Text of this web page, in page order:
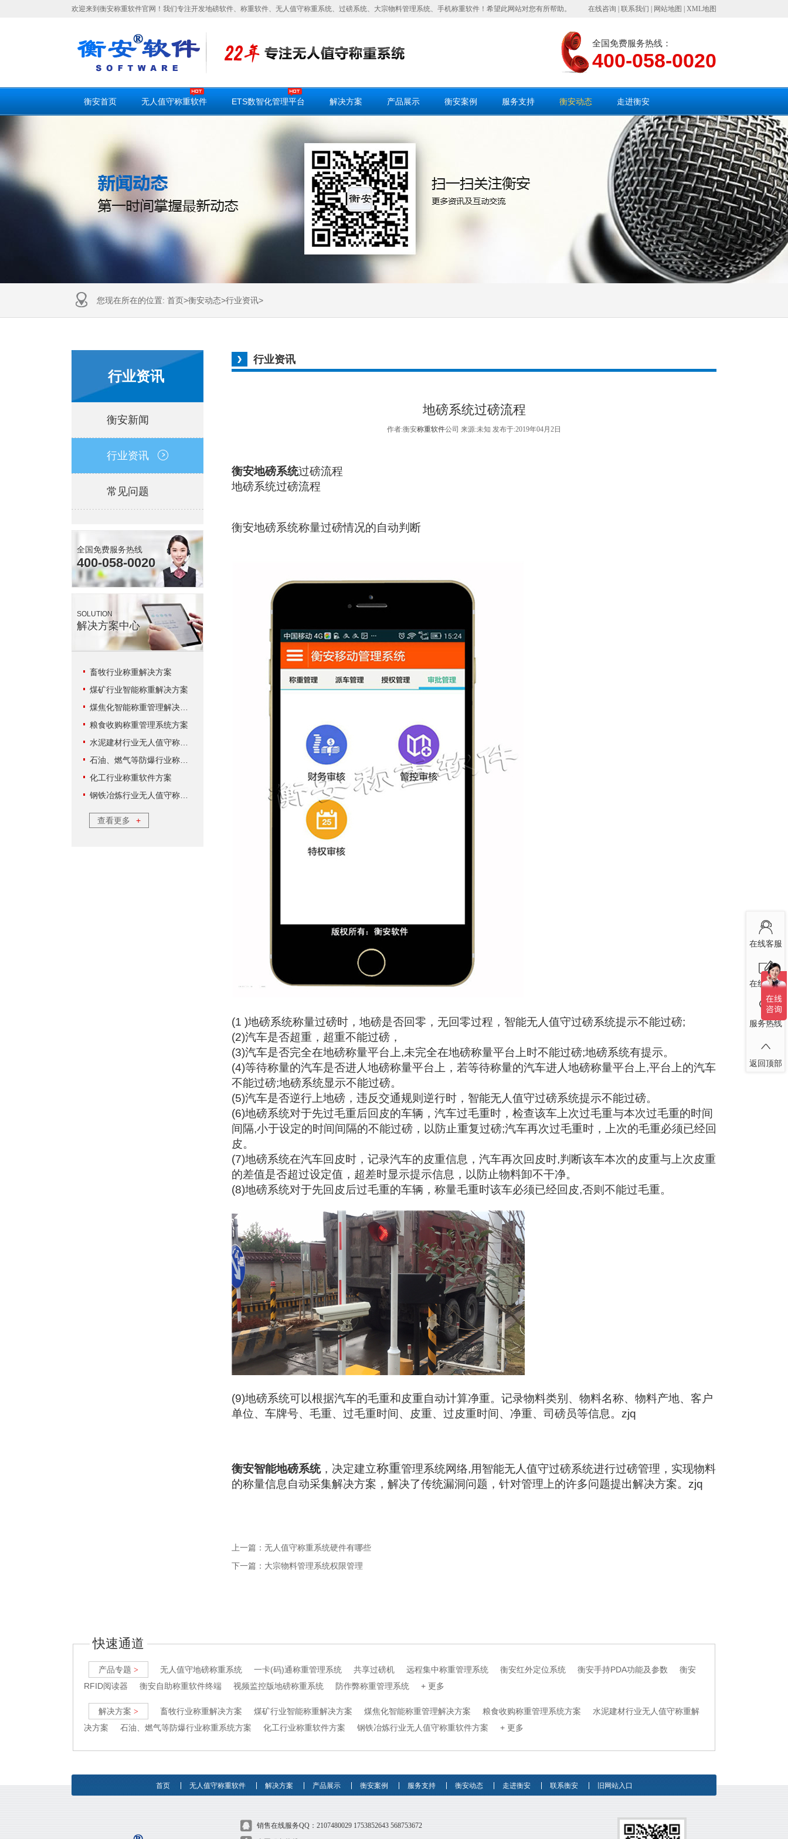
欢迎来到衡安称重软件官网！我们专注开发地磅软件、称重软件、无人值守称重系统、过磅系统、大宗物料管理系统、手机称重软件！希望此网站对您有所帮助。 在线咨询 联系我们 网站地图 XML地图
全国免费服务热线：
400-058-0020
衡安首页 无人值守称重软件 ETS数智化管理平台 解决方案 产品展示 衡安案例 服务支持 衡安动态 走进衡安
您现在所在的位置: 首页>衡安动态>行业资讯>
行业资讯
衡安新闻
行业资讯
常见问题
全国免费服务热线
400-058-0020
SOLUTION
解决方案中心
畜牧行业称重解决方案
煤矿行业智能称重解决方案
煤焦化智能称重管理解决方案
粮食收购称重管理系统方案
水泥建材行业无人值守称重解决方案
石油、燃气等防爆行业称重系统方案
化工行业称重软件方案
钢铁冶炼行业无人值守称重软件方案
查看更多 +
行业资讯
地磅系统过磅流程
作者:衡安称重软件公司 来源:未知 发布于:2019年04月2日
衡安地磅系统过磅流程
地磅系统过磅流程
衡安地磅系统称量过磅情况的自动判断
(1 )地磅系统称量过磅时，地磅是否回零，无回零过程，智能无人值守过磅系统提示不能过磅;
(2)汽车是否超重，超重不能过磅，
(3)汽车是否完全在地磅称量平台上,未完全在地磅称量平台上时不能过磅;地磅系统有提示。
(4)等待称量的汽车是否进人地磅称量平台上，若等待称量的汽车进人地磅称量平台上,平台上的汽车
不能过磅;地磅系统显示不能过磅。
(5)汽车是否逆行上地磅，违反交通规则逆行时，智能无人值守过磅系统提示不能过磅。
(6)地磅系统对于先过毛重后回皮的车辆，汽车过毛重时，检查该车上次过毛重与本次过毛重的时间
间隔,小于设定的时间间隔的不能过磅，以防止重复过磅;汽车再次过毛重时，上次的毛重必须已经回
皮。
(7)地磅系统在汽车回皮时，记录汽车的皮重信息，汽车再次回皮时,判断该车本次的皮重与上次皮重
的差值是否超过设定值，超差时显示提示信息，以防止物料卸不干净。
(8)地磅系统对于先回皮后过毛重的车辆，称量毛重时该车必须已经回皮,否则不能过毛重。
(9)地磅系统可以根据汽车的毛重和皮重自动计算净重。记录物料类别、物料名称、物料产地、客户
单位、车牌号、毛重、过毛重时间、皮重、过皮重时间、净重、司磅员等信息。 zjq
衡安智能地磅系统，决定建立称重管理系统网络,用智能无人值守过磅系统进行过磅管理，实现物料
的称量信息自动采集解决方案，解决了传统漏洞问题，针对管理上的许多问题提出解决方案。 zjq
上一篇：无人值守称重系统硬件有哪些
下一篇：大宗物料管理系统权限管理
快速通道
产品专题 > 无人值守地磅称重系统 一卡(码)通称重管理系统 共享过磅机 远程集中称重管理系统 衡安红外定位系统 衡安手持PDA功能及参数
衡安
RFID阅读器
衡安自助称重软件终端 视频监控版地磅称重系统 防作弊称重管理系统 + 更多
解决方案 > 畜牧行业称重解决方案 煤矿行业智能称重解决方案 煤焦化智能称重管理解决方案 粮食收购称重管理系统方案
水泥建材行业无人值守称重解
决方案
石油、燃气等防爆行业称重系统方案 化工行业称重软件方案 钢铁冶炼行业无人值守称重软件方案 + 更多
首页 无人值守称重软件 解决方案 产品展示 衡安案例 服务支持 衡安动态 走进衡安 联系衡安 旧网站入口
销售在线服务QQ： 2107480029 1753852643 568753672
在线客服
在线留言
服务热线
返回顶部